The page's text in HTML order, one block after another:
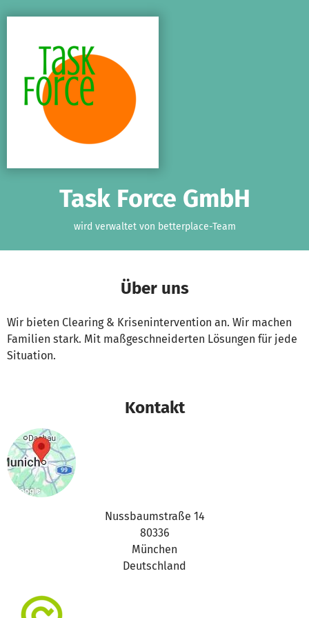
Task Force GmbH
wird verwaltet von betterplace-Team
Über uns
Wir bieten Clearing & Krisenintervention an. Wir machen
Familien stark. Mit maßgeschneiderten Lösungen für jede
Situation.
Kontakt
Nussbaumstraße 14
80336
München
Deutschland